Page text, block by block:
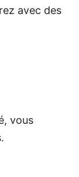
avec des
vous